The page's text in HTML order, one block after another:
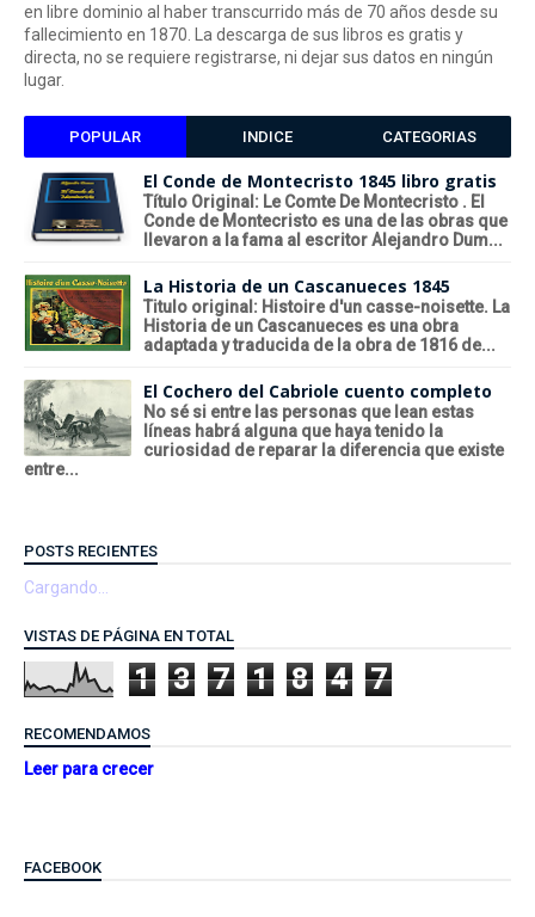
en libre dominio al haber transcurrido más de 70 años desde su
fallecimiento en 1870. La descarga de sus libros es gratis y
directa, no se requiere registrarse, ni dejar sus datos en ningún
lugar.
POPULAR INDICE CATEGORIAS
El Conde de Montecristo 1845 libro gratis
Título Original: Le Comte De Montecristo . El
Conde de Montecristo es una de las obras que
llevaron a la fama al escritor Alejandro Dum...
La Historia de un Cascanueces 1845
Titulo original: Histoire d'un casse-noisette. La
Historia de un Cascanueces es una obra
adaptada y traducida de la obra de 1816 de...
El Cochero del Cabriole cuento completo
No sé si entre las personas que lean estas
líneas habrá alguna que haya tenido la
curiosidad de reparar la diferencia que existe
entre...
POSTS RECIENTES
Cargando...
VISTAS DE PÁGINA EN TOTAL
1 3 7 1 8 4 7
RECOMENDAMOS
Leer para crecer
FACEBOOK